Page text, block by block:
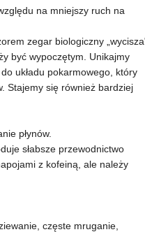
na mniejszy ruch na
zegar biologiczny
być wypoczętym. Unikajmy
układu pokarmowego, który
Stajemy się również bardziej
płynów.
słabsze przewodnictwo
z kofeiną, ale należy
częste mruganie,